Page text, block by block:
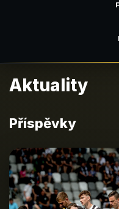
Aktuality
Příspěvky